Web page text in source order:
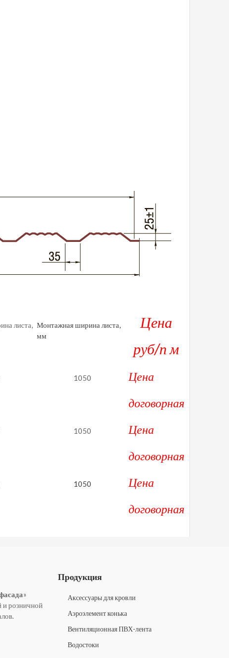
листа, Монтажная ширина листа,
мм
Цена
руб/п м
1050
Цена
договорная
1050
Цена
договорная
1050
Цена
договорная
»
и розничной
Продукция
Аксессуары для кровли
Аэроэлемент конька
Вентиляционная ПВХ-лента
Водостоки